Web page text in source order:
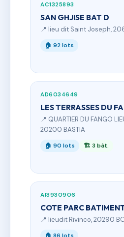
AC1325893
SAN GHJISE BAT D
📍 lieu dit Saint Joseph,
🏠 92 lots
AD6034649
LES TERRASSES DU
📍 QUARTIER DU FANGO
20200 BASTIA
🏠 90 lots 🏗 3 bât.
AI3930906
COTE PARC
📍 lieudit Rivinco, 20290